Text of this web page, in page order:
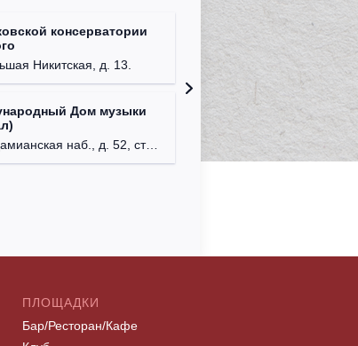
консерватории
Никитская, д. 13.
Дом музыки
наб., д. 52, стр. 8.
г.
Клуб
г.
ПЛОЩАДКИ
Бар/Ресторан/Кафе